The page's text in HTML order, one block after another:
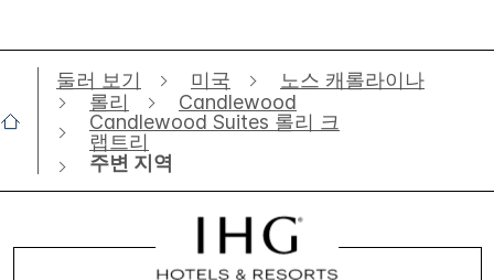
둘러 보기 미국
노스 캐롤라이나
롤리
Candlewood
Candlewood Suites 롤리 크
랩트리
주변 지역